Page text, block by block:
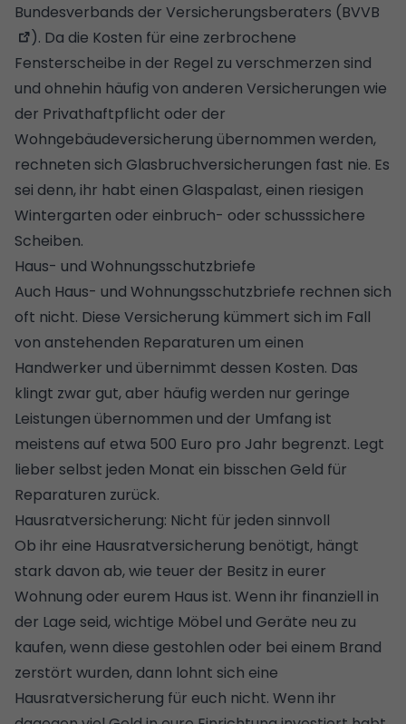
Bundesverbands der Versicherungsberaters (BVVB
). Da die Kosten für eine zerbrochene
Fensterscheibe in der Regel zu verschmerzen sind
und ohnehin häufig von anderen Versicherungen wie
der Privathaftpflicht oder der
Wohngebäudeversicherung übernommen werden,
rechneten sich Glasbruchversicherungen fast nie. Es
sei denn, ihr habt einen Glaspalast, einen riesigen
Wintergarten oder einbruch- oder schusssichere
Scheiben.
Haus- und Wohnungsschutzbriefe
Auch Haus- und Wohnungsschutzbriefe rechnen sich
oft nicht. Diese Versicherung kümmert sich im Fall
von anstehenden Reparaturen um einen
Handwerker und übernimmt dessen Kosten. Das
klingt zwar gut, aber häufig werden nur geringe
Leistungen übernommen und der Umfang ist
meistens auf etwa 500 Euro pro Jahr begrenzt. Legt
lieber selbst jeden Monat ein bisschen Geld für
Reparaturen zurück.
Hausratversicherung: Nicht für jeden sinnvoll
Ob ihr eine Hausratversicherung benötigt, hängt
stark davon ab, wie teuer der Besitz in eurer
Wohnung oder eurem Haus ist. Wenn ihr finanziell in
der Lage seid, wichtige Möbel und Geräte neu zu
kaufen, wenn diese gestohlen oder bei einem Brand
zerstört wurden, dann lohnt sich eine
Hausratversicherung für euch nicht. Wenn ihr